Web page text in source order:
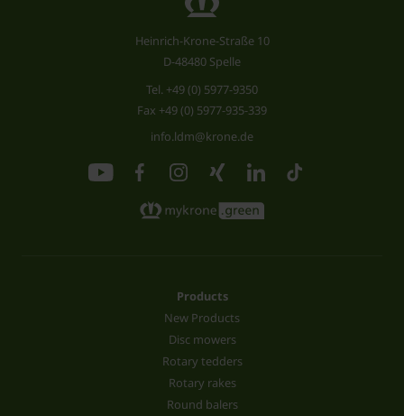
Heinrich-Krone-Straße 10
D-48480 Spelle
Tel. +49 (0) 5977-9350
Fax +49 (0) 5977-935-339
info.ldm@krone.de
Products
New Products
Disc mowers
Rotary tedders
Rotary rakes
Round balers